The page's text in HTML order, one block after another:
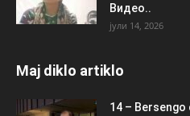
Видео..
јули 14, 2026
Maj diklo artiklo
14 – Bersengo